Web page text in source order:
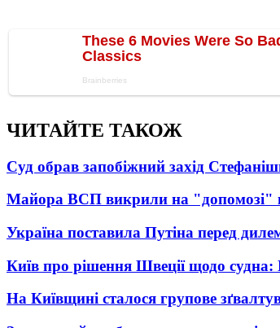
ЧИТАЙТЕ ТАКОЖ
Суд обрав запобіжний захід
Майора ВСП викрили на "допомозі"
Україна поставила Путіна перед
Київ про рішення Швеції щодо судна:
На Київщині сталося групове